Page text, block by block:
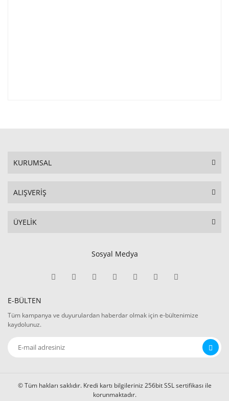
KURUMSAL
ALIŞVERİŞ
ÜYELİK
Sosyal Medya
E-BÜLTEN
Tüm kampanya ve duyurulardan haberdar olmak için e-bültenimize
kaydolunuz.
© Tüm hakları saklıdır. Kredi kartı bilgileriniz 256bit SSL sertifikası ile
korunmaktadır.